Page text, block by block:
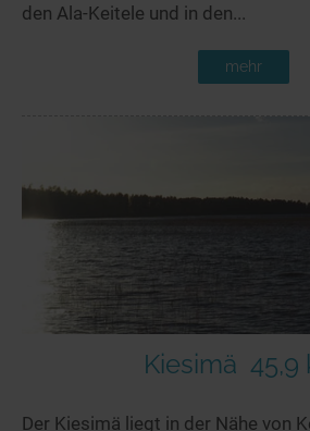
den Ala-Keitele und in den...
mehr
Kiesimä 45,9
Der Kiesimä liegt in der Nähe von